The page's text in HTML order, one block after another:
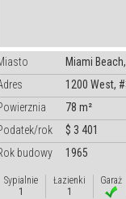
Miami
1200 West,
78 m²
rok
$ 3 401
budowy
1965
Sypialnie
1
Łazienki
1
Garaż